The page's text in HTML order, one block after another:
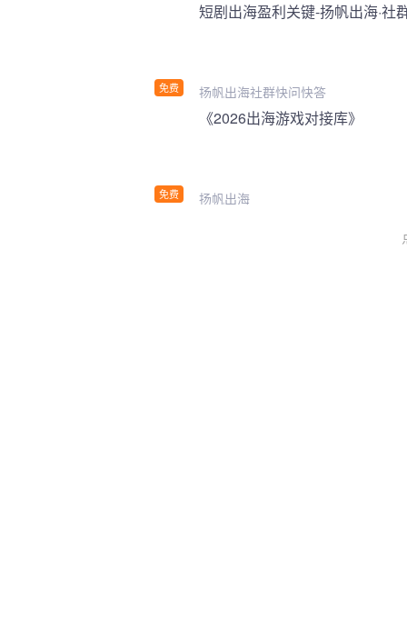
免费
短剧出海盈利关键-扬帆出海·社
扬帆出海社群快问快答
免费
《2026出海游戏对接库》
扬帆出海